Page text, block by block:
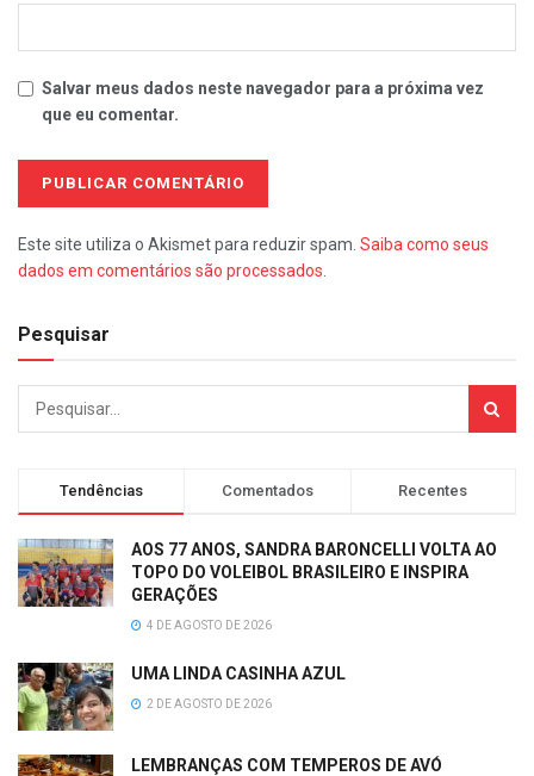
Salvar meus dados neste navegador para a próxima vez
que eu comentar.
Este site utiliza o Akismet para reduzir spam. Saiba como seus
dados em comentários são processados.
Pesquisar
Tendências Comentados Recentes
AOS 77 ANOS, SANDRA BARONCELLI VOLTA AO
TOPO DO VOLEIBOL BRASILEIRO E INSPIRA
GERAÇÕES
4 DE AGOSTO DE 2026
UMA LINDA CASINHA AZUL
2 DE AGOSTO DE 2026
LEMBRANÇAS COM TEMPEROS DE AVÓ